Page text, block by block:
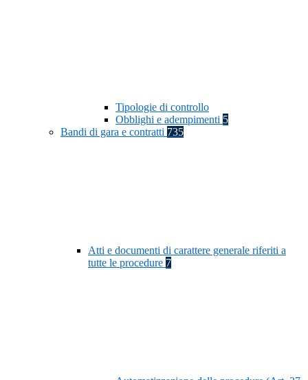
Tipologie di controllo
Obblighi e adempimenti 5
Bandi di gara e contratti 735
Atti e documenti di carattere generale riferiti a
tutte le procedure 7